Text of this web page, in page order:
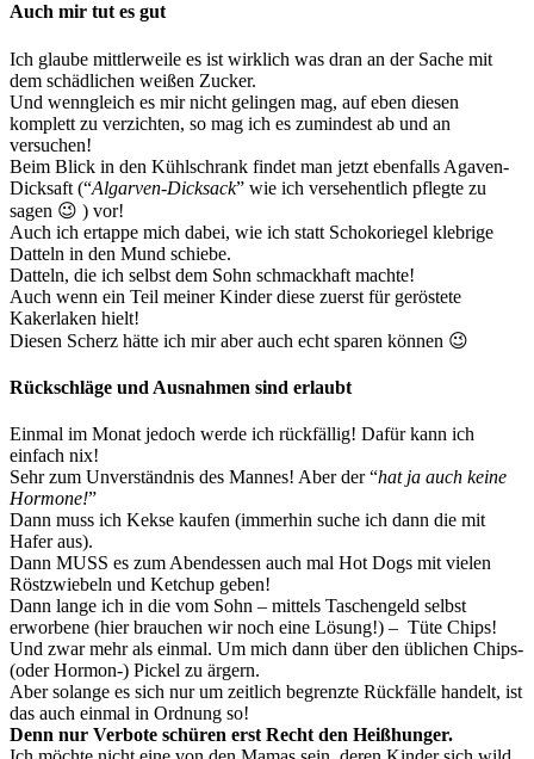
Auch mir tut es gut
Ich glaube mittlerweile es ist wirklich was dran an der Sache mit
dem schädlichen weißen Zucker.
Und wenngleich es mir nicht gelingen mag, auf eben diesen
komplett zu verzichten, so mag ich es zumindest ab und an
versuchen!
Beim Blick in den Kühlschrank findet man jetzt ebenfalls Agaven-
Dicksaft (“Algarven-Dicksack” wie ich versehentlich pflegte zu
sagen 😉 ) vor!
Auch ich ertappe mich dabei, wie ich statt Schokoriegel klebrige
Datteln in den Mund schiebe.
Datteln, die ich selbst dem Sohn schmackhaft machte!
Auch wenn ein Teil meiner Kinder diese zuerst für geröstete
Kakerlaken hielt!
Diesen Scherz hätte ich mir aber auch echt sparen können 😉
Rückschläge und Ausnahmen sind erlaubt
Einmal im Monat jedoch werde ich rückfällig! Dafür kann ich
einfach nix!
Sehr zum Unverständnis des Mannes! Aber der “hat ja auch keine
Hormone!”
Dann muss ich Kekse kaufen (immerhin suche ich dann die mit
Hafer aus).
Dann MUSS es zum Abendessen auch mal Hot Dogs mit vielen
Röstzwiebeln und Ketchup geben!
Dann lange ich in die vom Sohn – mittels Taschengeld selbst
erworbene (hier brauchen wir noch eine Lösung!) – Tüte Chips!
Und zwar mehr als einmal. Um mich dann über den üblichen Chips-
(oder Hormon-) Pickel zu ärgern.
Aber solange es sich nur um zeitlich begrenzte Rückfälle handelt, ist
das auch einmal in Ordnung so!
Denn nur Verbote schüren erst Recht den Heißhunger.